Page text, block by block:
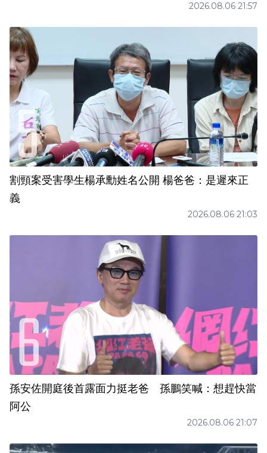
2026.08.06 21:57
割頸案受害學生楊承勳姓名公開 楊爸爸：是遲來正
義
2026.08.06 21:03
孫安佐開庭後首露面力挺老爸 孫鵬笑喊：想趕快當
阿公
2026.08.06 21:07